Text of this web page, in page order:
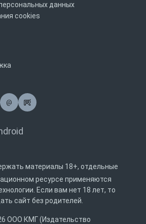
данных
cookies
@
Почта
материалы 18+, отдельные
ресурсе применяются
Если вам нет 18 лет, то
сайт без родителей.
ООО КМГ (Издательство